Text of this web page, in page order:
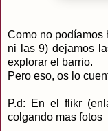
Como no podíamos
ni las 9) dejamos
explorar el barrio.
Pero eso, os lo
P.d: En el flikr
colgando mas fotos